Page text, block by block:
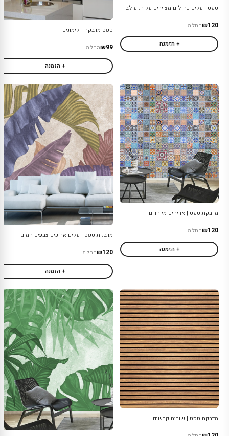
טפט | עלים כחולים מצוירים על רקע לבן
₪120החל מ
+ הזמנה
טפט מדבקה | לימונים
₪99החל מ
+ הזמנה
מדבקת טפט | אריחים מיוחדים
₪120החל מ
+ הזמנה
מדבקת טפט | עלים ארוכים צבעים חמים
₪120החל מ
+ הזמנה
מדבקת טפט | שורות קרשים